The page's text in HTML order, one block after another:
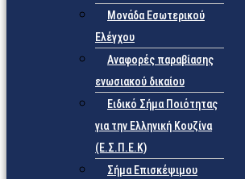
Μονάδα Εσωτερικού
Ελέγχου
Αναφορές παραβίασης
ενωσιακού δικαίου
Ειδικό Σήμα Ποιότητας
για την Ελληνική Κουζίνα
(Ε.Σ.Π.Ε.Κ)
Σήμα Επισκέψιμου